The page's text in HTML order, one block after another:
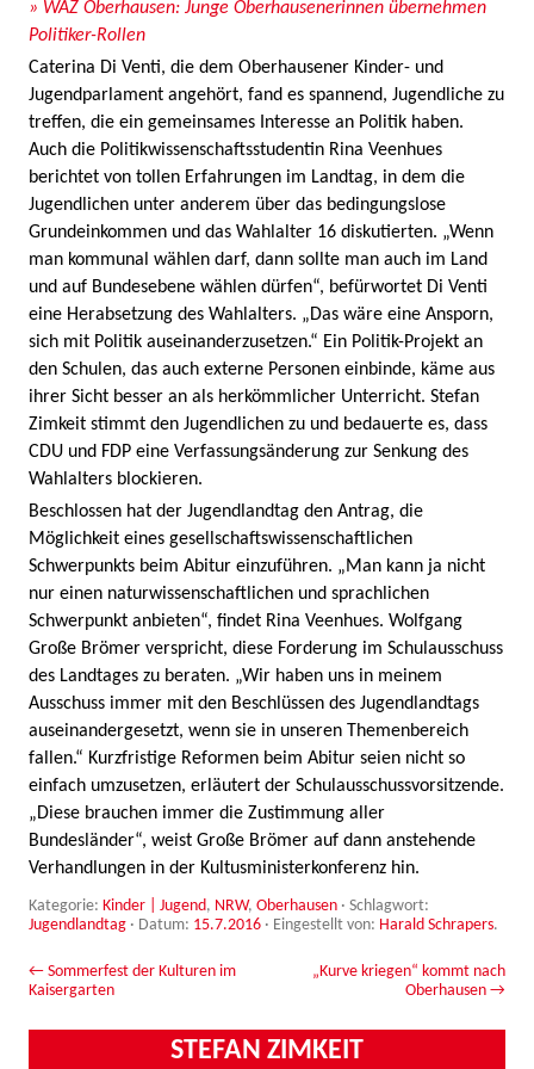
» WAZ Oberhausen: Junge Oberhausenerinnen übernehmen
Politiker-Rollen
Caterina Di Venti, die dem Oberhausener Kinder- und
Jugendparlament angehört, fand es spannend, Jugendliche zu
treffen, die ein gemeinsames Interesse an Politik haben.
Auch die Politikwissenschaftsstudentin Rina Veenhues
berichtet von tollen Erfahrungen im Landtag, in dem die
Jugendlichen unter anderem über das bedingungslose
Grundeinkommen und das Wahlalter 16 diskutierten. „Wenn
man kommunal wählen darf, dann sollte man auch im Land
und auf Bundesebene wählen dürfen“, befürwortet Di Venti
eine Herabsetzung des Wahlalters. „Das wäre eine Ansporn,
sich mit Politik auseinanderzusetzen.“ Ein Politik-Projekt an
den Schulen, das auch externe Personen einbinde, käme aus
ihrer Sicht besser an als herkömmlicher Unterricht. Stefan
Zimkeit stimmt den Jugendlichen zu und bedauerte es, dass
CDU und FDP eine Verfassungsänderung zur Senkung des
Wahlalters blockieren.
Beschlossen hat der Jugendlandtag den Antrag, die
Möglichkeit eines gesellschaftswissenschaftlichen
Schwerpunkts beim Abitur einzuführen. „Man kann ja nicht
nur einen naturwissenschaftlichen und sprachlichen
Schwerpunkt anbieten“, findet Rina Veenhues. Wolfgang
Große Brömer verspricht, diese Forderung im Schulausschuss
des Landtages zu beraten. „Wir haben uns in meinem
Ausschuss immer mit den Beschlüssen des Jugendlandtags
auseinandergesetzt, wenn sie in unseren Themenbereich
fallen.“ Kurzfristige Reformen beim Abitur seien nicht so
einfach umzusetzen, erläutert der Schulausschussvorsitzende.
„Diese brauchen immer die Zustimmung aller
Bundesländer“, weist Große Brömer auf dann anstehende
Verhandlungen in der Kultusministerkonferenz hin.
Kategorie: Kinder | Jugend, NRW, Oberhausen · Schlagwort:
Jugendlandtag · Datum: 15.7.2016 · Eingestellt von: Harald Schrapers.
Beitrags-Navigation
← Sommerfest der Kulturen im
Kaisergarten
„Kurve kriegen“ kommt nach
Oberhausen →
STEFAN ZIMKEIT